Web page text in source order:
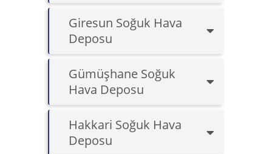
Giresun Soğuk Hava
Deposu
Gümüşhane Soğuk
Hava Deposu
Hakkari Soğuk Hava
Deposu